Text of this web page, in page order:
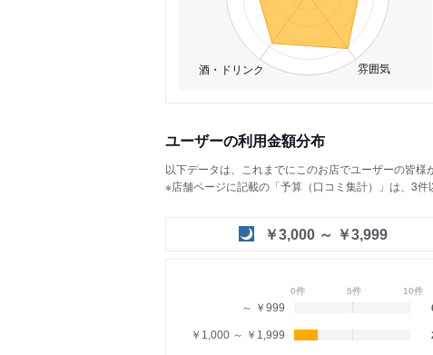
雰囲気
酒・ドリンク
ユーザーの利用金額分布
以下データは、これまでにこのお店でユーザーの皆様
※店舗ページに記載の「予算（口コミ集計）」は、3件
￥3,000 ～ ￥3,999
0件 5件 10件
～ ￥999
￥1,000 ～ ￥1,999